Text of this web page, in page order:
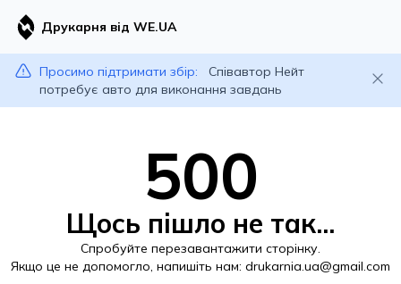
Друкарня від WE.UA
Просимо підтримати збір:
Співавтор Нейт
потребує авто для виконання завдань
500
Щось пішло не так...
Спробуйте перезавантажити сторінку.
Якщо це не допомогло, напишіть нам: drukarnia.ua@gmail.com